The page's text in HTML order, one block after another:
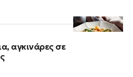
αγκινάρες σε